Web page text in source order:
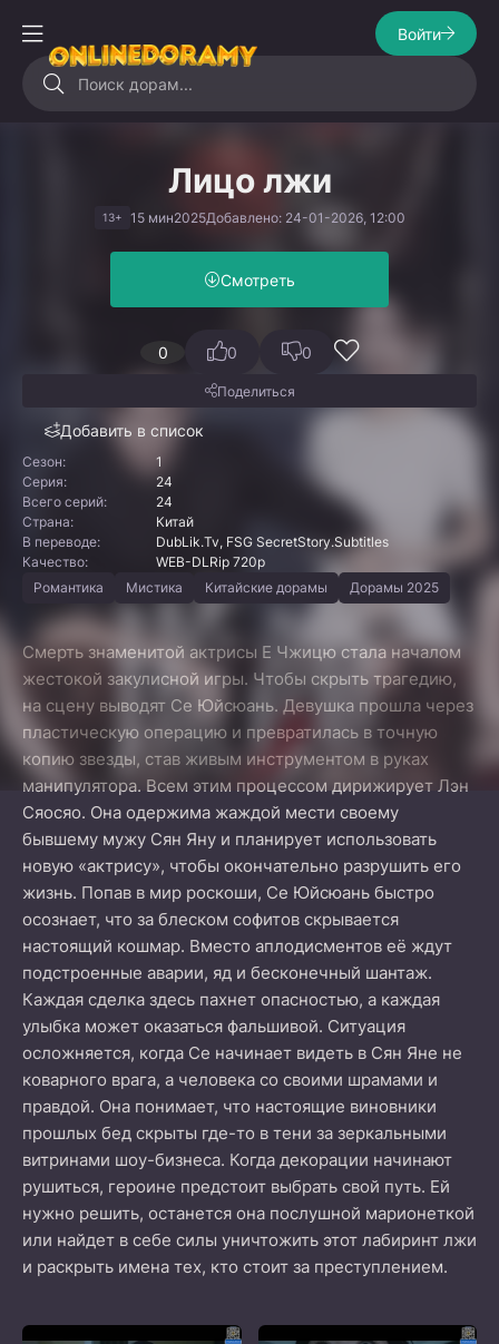
Войти
Лицо лжи
13+ 15 мин2025Добавлено: 24-01-2026, 12:00
Смотреть
0
Добавить в список
0 0
Поделиться
Сезон:
1
Серия:
24
Всего серий:
24
Страна:
Китай
В переводе:
DubLik.Tv, FSG SecretStory.Subtitles
Качество:
WEB-DLRip 720p
Романтика
Мистика Китайские дорамы Дорамы 2025
Смерть знаменитой актрисы Е Чжицю стала началом
жестокой закулисной игры. Чтобы скрыть трагедию,
на сцену выводят Се Юйсюань. Девушка прошла через
пластическую операцию и превратилась в точную
копию звезды, став живым инструментом в руках
манипулятора. Всем этим процессом дирижирует Лэн
Сяосяо. Она одержима жаждой мести своему
бывшему мужу Сян Яну и планирует использовать
новую «актрису», чтобы окончательно разрушить его
жизнь. Попав в мир роскоши, Се Юйсюань быстро
осознает, что за блеском софитов скрывается
настоящий кошмар. Вместо аплодисментов её ждут
подстроенные аварии, яд и бесконечный шантаж.
Каждая сделка здесь пахнет опасностью, а каждая
улыбка может оказаться фальшивой. Ситуация
осложняется, когда Се начинает видеть в Сян Яне не
коварного врага, а человека со своими шрамами и
правдой. Она понимает, что настоящие виновники
прошлых бед скрыты где-то в тени за зеркальными
витринами шоу-бизнеса. Когда декорации начинают
рушиться, героине предстоит выбрать свой путь. Ей
нужно решить, останется она послушной марионеткой
или найдет в себе силы уничтожить этот лабиринт лжи
и раскрыть имена тех, кто стоит за преступлением.